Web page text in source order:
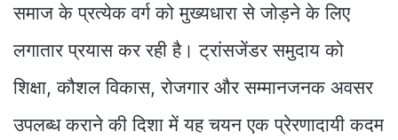
समाज के प्रत्येक वर्ग को मुख्यधारा से जोड़ने के लिए
लगातार प्रयास कर रही है। ट्रांसजेंडर समुदाय को
शिक्षा, कौशल विकास, रोजगार और सम्मानजनक अवसर
उपलब्ध कराने की दिशा में यह चयन एक प्रेरणादायी कदम